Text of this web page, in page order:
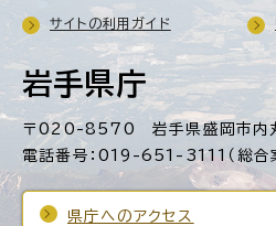
岩手県庁
〒020-8570 岩手県盛岡市内
電話番号：019-651-3111（総合
県庁へのアクセス
サイトの利用ガイド